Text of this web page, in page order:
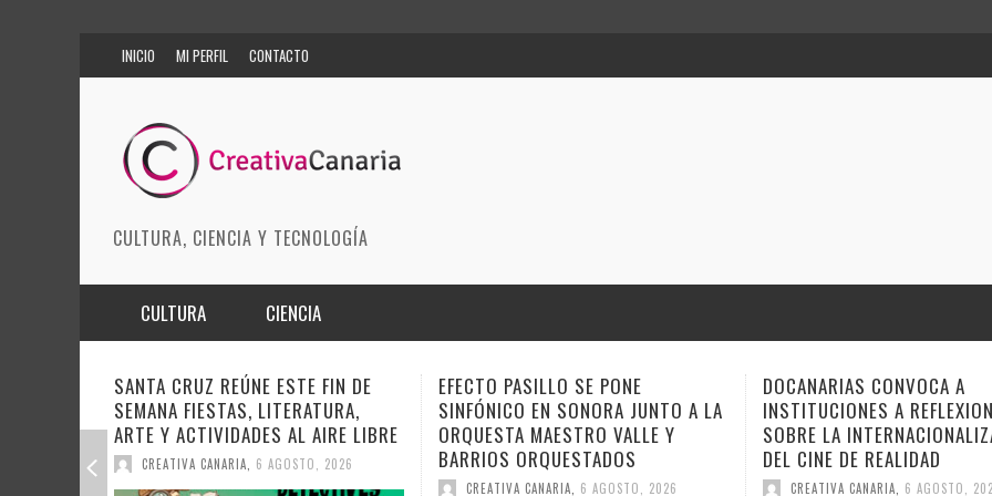
INICIO MI PERFIL CONTACTO
CULTURA, CIENCIA Y TECNOLOGÍA
CULTURA
ARTES ESCÉNICAS
MODA
CIENCIA
INNOVACIÓN
CIENCIAS DE LA TIERRA
EFECTO PASILLO SE PONE
SINFÓNICO EN SONORA JUNTO A LA
ORQUESTA MAESTRO VALLE Y
BARRIOS ORQUESTADOS
CREATIVA CANARIA, 6 AGOSTO, 2026
DOCANARIAS CONVOCA A
INSTITUCIONES A REFLEXIONAR
SOBRE LA INTERNACIONALIZACIÓN
DEL CINE DE REALIDAD
CREATIVA CANARIA 6 AGOSTO, 2026
ANA TOVAR, FIDEL GALBÁN Y
GEMAGE LLEVAN SUS
ESTE FIN DE SEMANA A
CUENTO
CREATIVA CANARIA 6 AGOSTO,